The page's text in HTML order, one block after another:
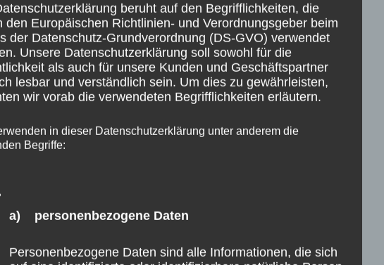
Landtagswahlkampf, den Stephan Wefelscheid hier
„Einen Saal zu einer politischen Veranstaltung mit so
und dann auch ein so hochkarätiges Programm auf die
zumal dahinter keine schwergewichtige
wichtig, einen so kompetenten und akribischen
zu haben.“
Abend gezeigt, dass er eine Vielzahl von Themen
war inhaltlich wie auch organisatorisch sehr
gesagt. Und er hat viele Themen, wie etwa das
oder ÖPNV aufgegriffen, die die Anwesenden
beruht auf den Begrifflichkeiten, die
den Europäischen Richtlinien- und Verordnungsgeber beim
der Datenschutz-Grundverordnung (DS-GVO) verwendet
Unsere Datenschutzerklärung soll sowohl für die
als auch für unsere Kunden und Geschäftspartner
lesbar und verständlich sein. Um dies zu gewährleisten,
wir vorab die verwendeten Begrifflichkeiten erläutern.
in dieser Datenschutzerklärung unter anderem die
Begriffe:
a) personenbezogene Daten
Personenbezogene Daten sind alle Informationen, die sich